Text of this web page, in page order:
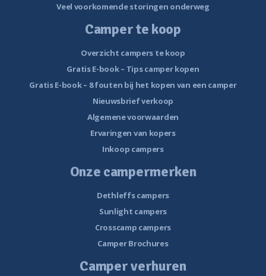
Veel voorkomende storingen onderweg
Camper te koop
Overzicht campers te koop
Gratis E-book – Tips camper kopen
Gratis E-book – 8 fouten bij het kopen van een camper
Nieuwsbrief verkoop
Algemene voorwaarden
Ervaringen van kopers
Inkoop campers
Onze campermerken
Dethleffs campers
Sunlight campers
Crosscamp campers
Camper Brochures
Camper verhuren